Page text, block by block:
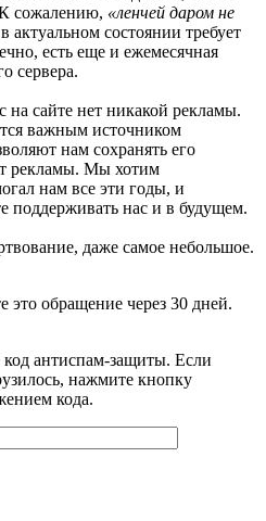
сожалению, «ленчей даром не
актуальном состоянии требует
есть еще и ежемесячная
сервера.
на сайте нет никакой рекламы.
важным источником
нам сохранять его
рекламы. Мы хотим
нам все эти годы, и
поддерживать нас и в будущем.
даже самое небольшое.
обращение через 30 дней.
антиспам-защиты. Если
нажмите кнопку
кода.